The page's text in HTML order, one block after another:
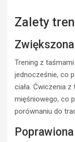
Zalety
Trening z
jednocześnie, co
ciała. Ćwiczenia
mięśniowego, co
porównaniu do